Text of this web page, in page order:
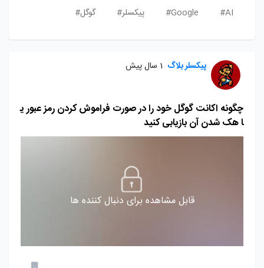
AI#
Google# پیکسلر# گوگل#
پیکسلر بلاگ 1 سال پیش
چگونه اکانت گوگل خود را در صورت فراموش کردن رمز عبور ی
ا هک شدن آن بازیابی کنید
قابل مشاهده برای دنبال کننده ها